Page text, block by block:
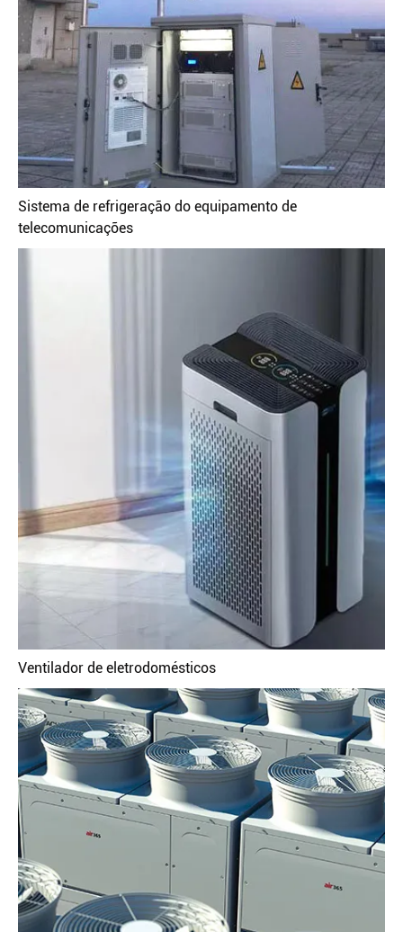
Sistema de refrigeração do equipamento de
telecomunicações
Ventilador de eletrodomésticos